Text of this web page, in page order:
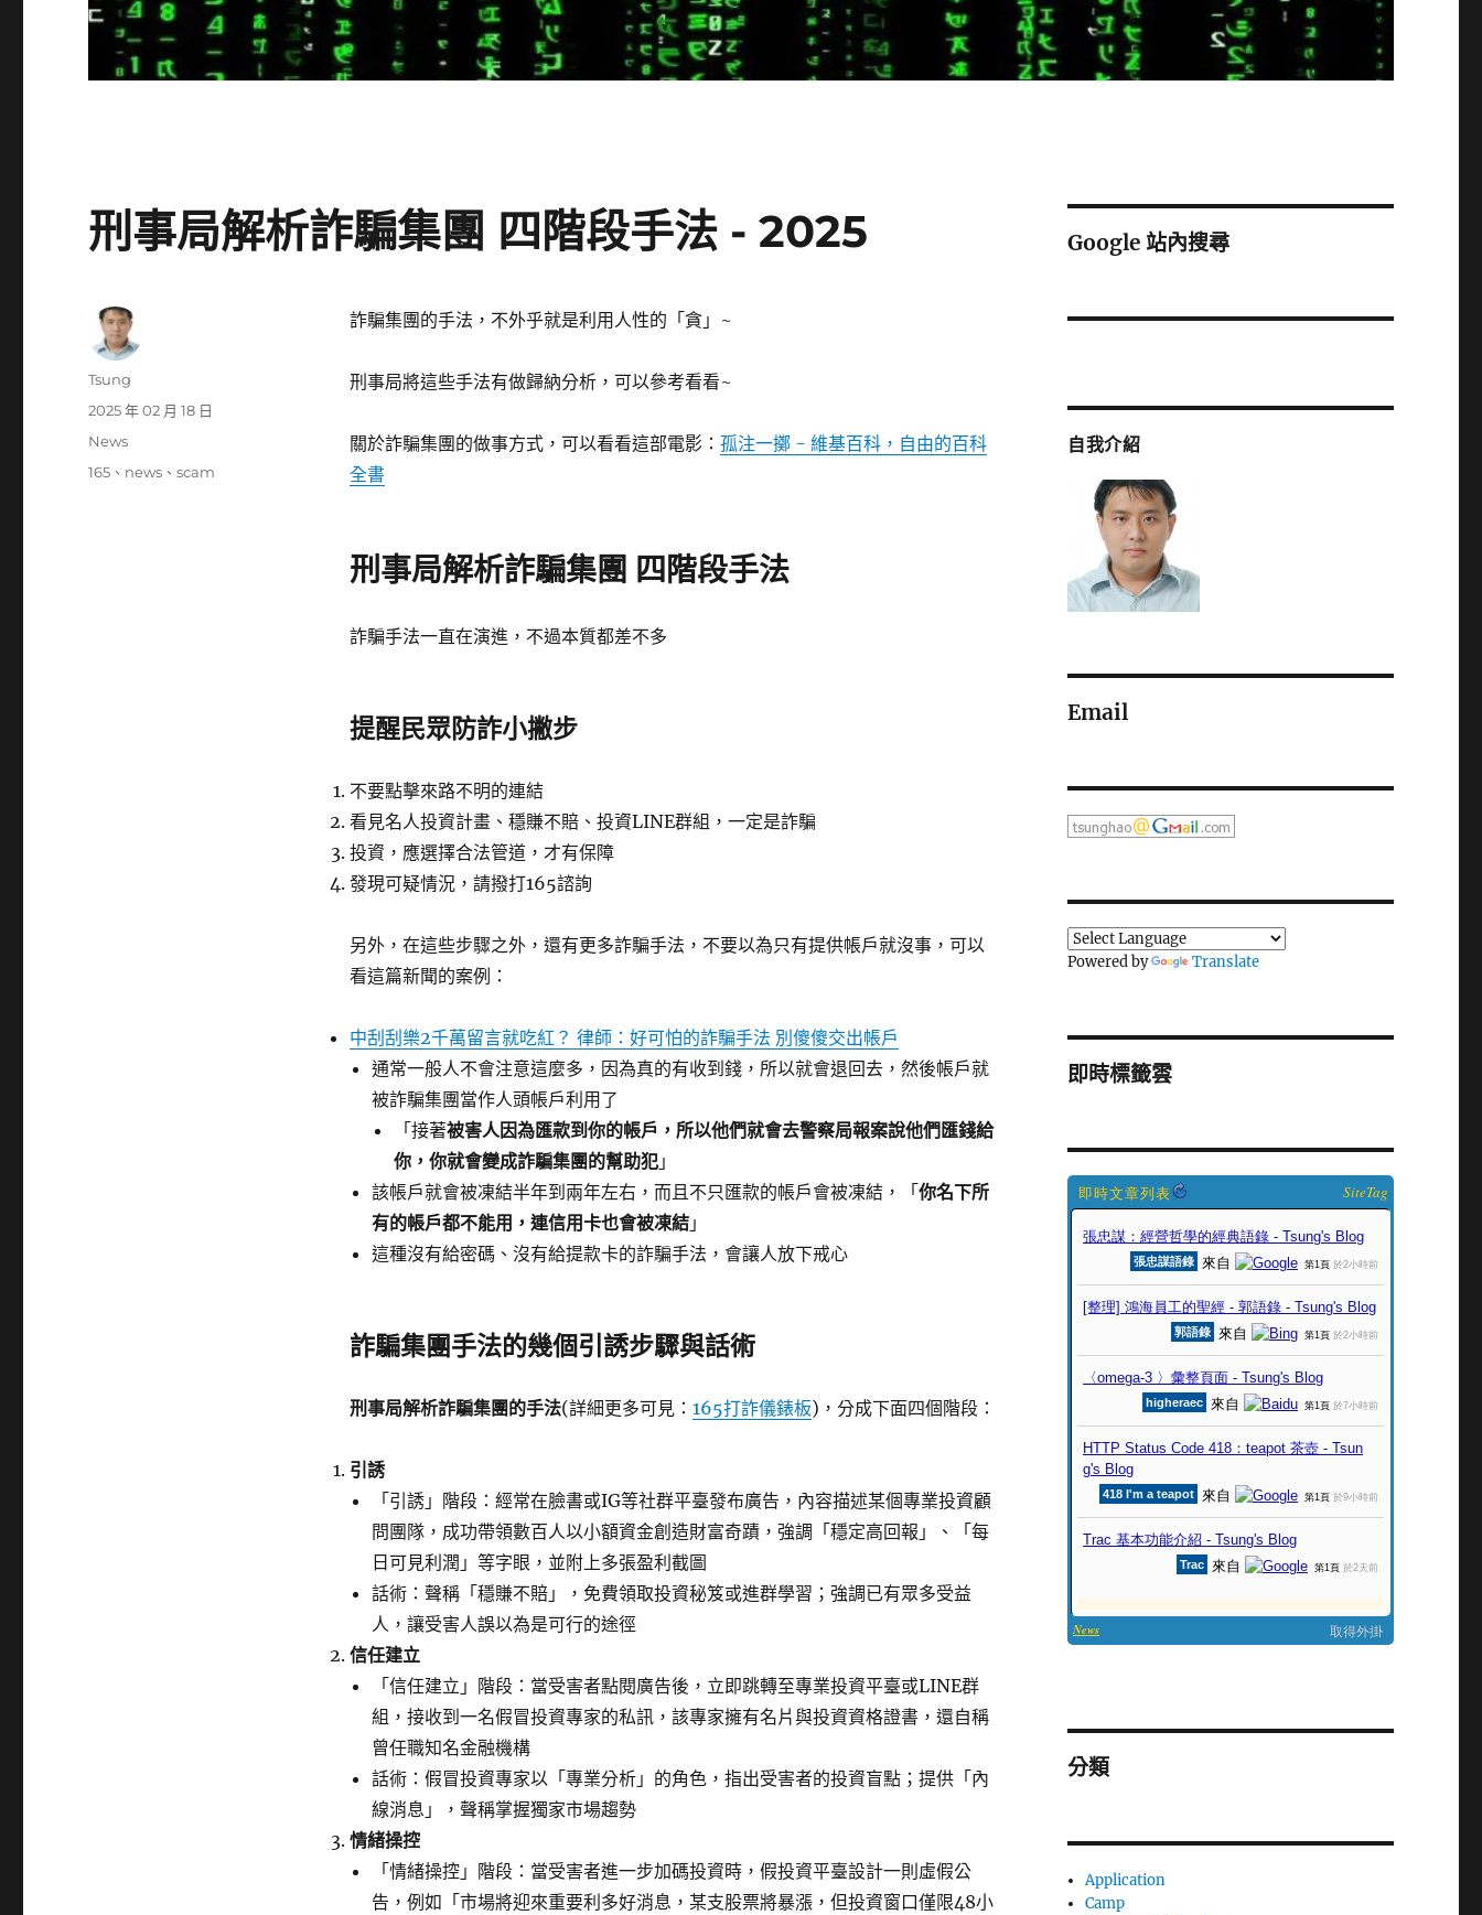
刑事局解析詐騙集團 四階段手法 - 2025
詐騙集團的手法，不外乎就是利用人性的「貪」~
刑事局將這些手法有做歸納分析，可以參考看看~
關於詐騙集團的做事方式，可以看看這部電影： 孤注一擲 - 維基百科，自由的百科
全書
刑事局解析詐騙集團 四階段手法
詐騙手法一直在演進，不過本質都差不多
提醒民眾防詐小撇步
不要點擊來路不明的連結
看見名人投資計畫、穩賺不賠、投資LINE群組，一定是詐騙
投資，應選擇合法管道，才有保障
發現可疑情況，請撥打165諮詢
另外，在這些步驟之外，還有更多詐騙手法，不要以為只有提供帳戶就沒事，可以
看這篇新聞的案例：
中刮刮樂2千萬留言就吃紅？ 律師：好可怕的詐騙手法 別傻傻交出帳戶
通常一般人不會注意這麼多，因為真的有收到錢，所以就會退回去，然後帳戶就
被詐騙集團當作人頭帳戶利用了
「接著被害人因為匯款到你的帳戶，所以他們就會去警察局報案說他們匯錢給
你，你就會變成詐騙集團的幫助犯」
該帳戶就會被凍結半年到兩年左右，而且不只匯款的帳戶會被凍結，「你名下所
有的帳戶都不能用，連信用卡也會被凍結」
這種沒有給密碼、沒有給提款卡的詐騙手法，會讓人放下戒心
詐騙集團手法的幾個引誘步驟與話術
刑事局解析詐騙集團的手法(詳細更多可見： 165打詐儀錶板)，分成下面四個階段：
引誘
「引誘」階段：經常在臉書或IG等社群平臺發布廣告，內容描述某個專業投資顧
問團隊，成功帶領數百人以小額資金創造財富奇蹟，強調「穩定高回報」、「每
日可見利潤」等字眼，並附上多張盈利截圖
話術：聲稱「穩賺不賠」，免費領取投資秘笈或進群學習；強調已有眾多受益
人，讓受害人誤以為是可行的途徑
信任建立
「信任建立」階段：當受害者點閱廣告後，立即跳轉至專業投資平臺或LINE群
組，接收到一名假冒投資專家的私訊，該專家擁有名片與投資資格證書，還自稱
曾任職知名金融機構
話術：假冒投資專家以「專業分析」的角色，指出受害者的投資盲點；提供「內
線消息」，聲稱掌握獨家市場趨勢
情緒操控
「情緒操控」階段：當受害者進一步加碼投資時，假投資平臺設計一則虛假公
告，例如「市場將迎來重要利多好消息，某支股票將暴漲，但投資窗口僅限48小
作
Tsung
發
期:
2025 年 02 月 18 日
分
News
標
165 、 news 、scam
Google 站內搜尋
自我介紹
Email
Powered by Translate
即時標籤雲
SiteTag
分類
Application
Camp